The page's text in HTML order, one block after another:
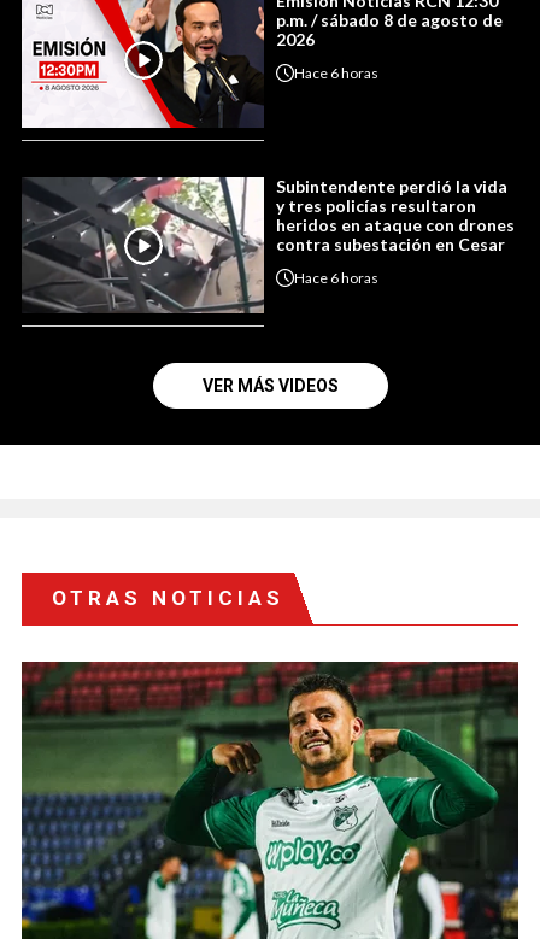
p.m. / sábado 8 de agosto de
2026
Hace 6 horas
Subintendente perdió la vida
y tres policías resultaron
heridos en ataque con drones
contra subestación en Cesar
Hace 6 horas
VER MÁS VIDEOS
OTRAS NOTICIAS